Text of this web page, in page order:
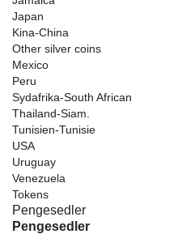
Japan
Kina-China
Other silver coins
Mexico
Peru
Sydafrika-South African
Thailand-Siam.
Tunisien-Tunisie
USA
Uruguay
Venezuela
Tokens
Pengesedler
Pengesedler